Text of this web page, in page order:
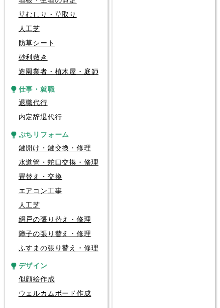
草むしり・草取り
人工芝
防草シート
砂利敷き
造園業者・植木屋・庭師
仕事・就職
退職代行
内定辞退代行
ぷちリフォーム
鍵開け・鍵交換・修理
水道管・蛇口交換・修理
畳替え・交換
エアコン工事
人工芝
網戸の張り替え・修理
障子の張り替え・修理
ふすまの張り替え・修理
デザイン
似顔絵作成
ウェルカムボード作成